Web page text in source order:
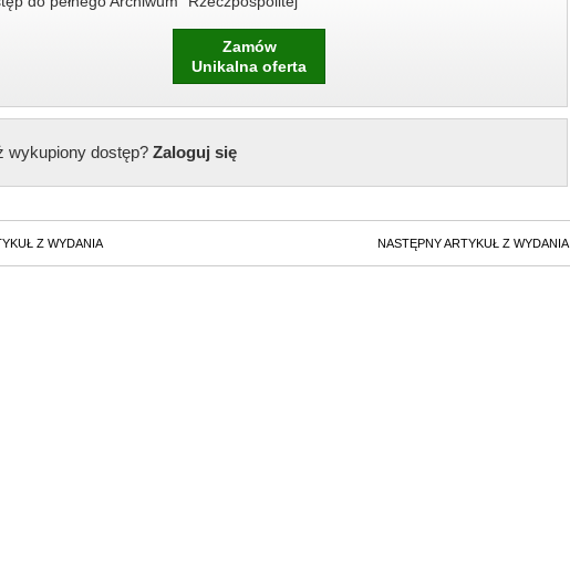
Zamów
Unikalna oferta
wykupiony dostęp?Zaloguj się
Z WYDANIA NASTĘPNY ARTYKUŁ Z WYDANIA